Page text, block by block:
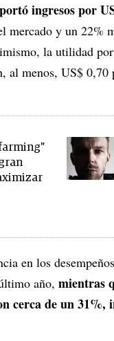
ingresos por
mercado y un 22%
la utilidad
al menos, US$ 0,70
en los
año, mientras
cerca de un 31%,